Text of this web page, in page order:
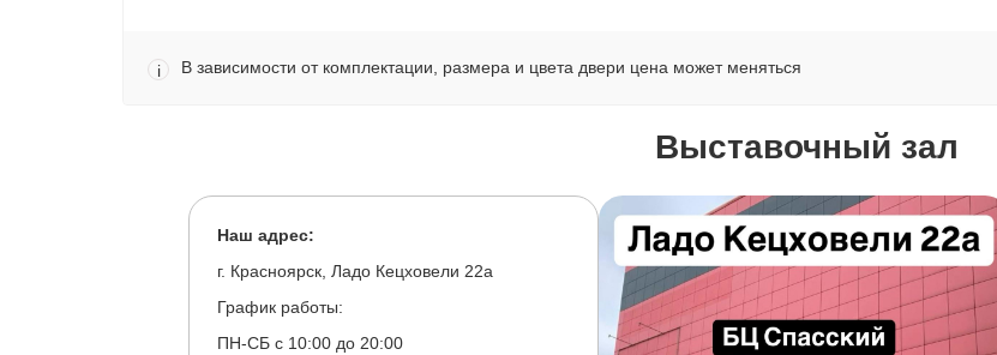
i В зависимости от комплектации, размера и цвета двери цена может меняться
Выставочный зал
Наш адрес:
г. Красноярск, Ладо Кецховели 22а
График работы:
ПН-СБ с 10:00 до 20:00